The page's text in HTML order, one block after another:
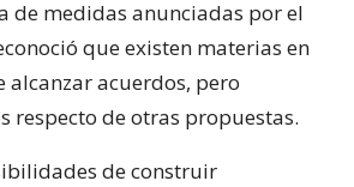
de medidas anunciadas por el
que existen materias en
alcanzar acuerdos, pero
respecto de otras propuestas.
de construir